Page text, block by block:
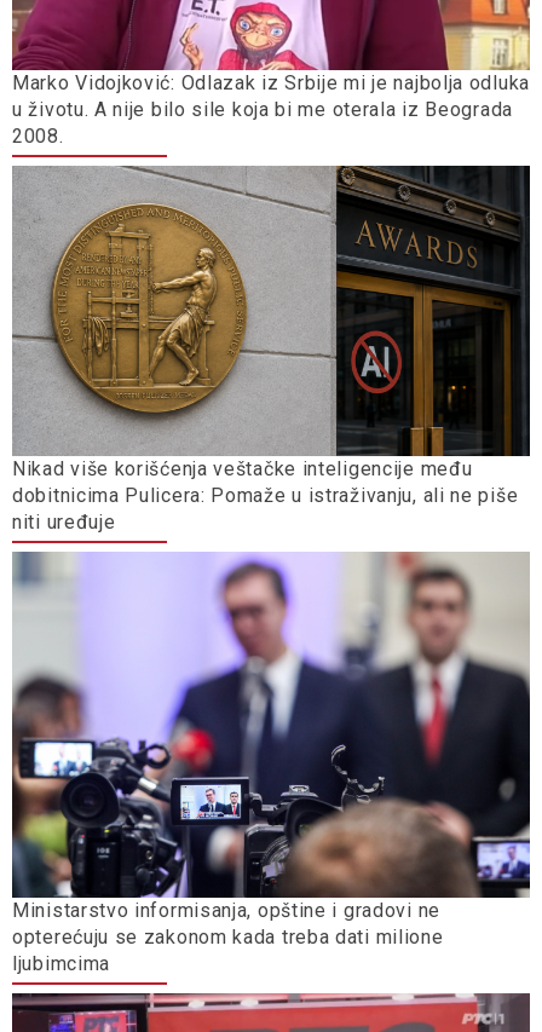
Marko Vidojković: Odlazak iz Srbije mi je najbolja odluka
u životu. A nije bilo sile koja bi me oterala iz Beograda
2008.
Nikad više korišćenja veštačke inteligencije među
dobitnicima Pulicera: Pomaže u istraživanju, ali ne piše
niti uređuje
Ministarstvo informisanja, opštine i gradovi ne
opterećuju se zakonom kada treba dati milione
ljubimcima